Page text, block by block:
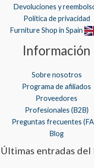
Devoluciones y
Política de privacidad
Furniture Shop in Spain
Información
Sobre nosotros
Programa de afiliados
Proveedores
Profesionales (B2B)
Preguntas frecuentes
Blog
Últimas entradas del